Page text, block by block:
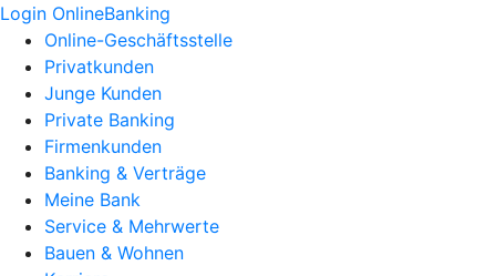
Login OnlineBanking
Online-Geschäftsstelle
Privatkunden
Junge Kunden
Private Banking
Firmenkunden
Banking & Verträge
Meine Bank
Service & Mehrwerte
Bauen & Wohnen